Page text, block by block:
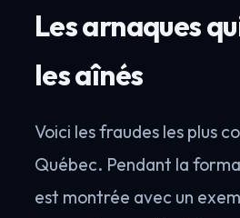
Les arnaques
les aînés
Voici les fraudes les plus
Québec. Pendant la
est montrée avec un